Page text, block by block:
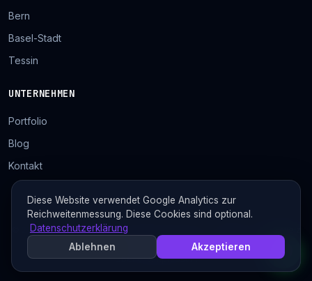
Bern
Basel-Stadt
Tessin
UNTERNEHMEN
Portfolio
Blog
Kontakt
© 2026 Tolosa Designs. Alle Rechte vorbehalten. Mit ♥ in der Schweiz
Über unsImpressum
Diese Website verwendet Google Analytics zur
Reichweitenmessung. Diese Cookies sind optional.
Datenschutzerklärung
Ablehnen
Akzeptieren